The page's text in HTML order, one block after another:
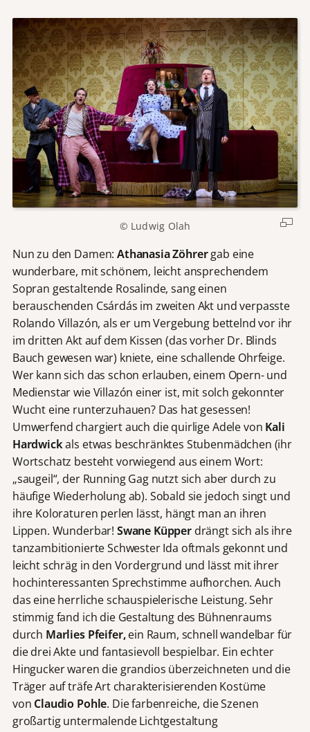
© Ludwig Olah
Nun zu den Damen:Athanasia Zöhrergab eine
wunderbare, mit schönem, leicht ansprechendem
Sopran gestaltende Rosalinde, sang einen
berauschenden Csárdás im zweiten Akt und verpasste
Rolando Villazón, als er um Vergebung bettelnd vor ihr
im dritten Akt auf dem Kissen (das vorher Dr. Blinds
Bauch gewesen war) kniete, eine schallende Ohrfeige.
Wer kann sich das schon erlauben, einem Opern- und
Medienstar wie Villazón einer ist, mit solch gekonnter
Wucht eine runterzuhauen? Das hat gesessen!
Umwerfend chargiert auch die quirlige Adele von Kali
Hardwickals etwas beschränktes Stubenmädchen (ihr
Wortschatz besteht vorwiegend aus einem Wort:
„saugeil“, der Running Gag nutzt sich aber durch zu
häufige Wiederholung ab). Sobald sie jedoch singt und
ihre Koloraturen perlen lässt, hängt man an ihren
Lippen. Wunderbar! Swane Küpperdrängt sich als ihre
tanzambitionierte Schwester Ida oftmals gekonnt und
leicht schräg in den Vordergrund und lässt mit ihrer
hochinteressanten Sprechstimme aufhorchen. Auch
das eine herrliche schauspielerische Leistung. Sehr
stimmig fand ich die Gestaltung des Bühnenraums
durch Marlies Pfeifer,ein Raum, schnell wandelbar für
die drei Akte und fantasievoll bespielbar. Ein echter
Hingucker waren die grandios überzeichneten und die
Träger auf träfe Art charakterisierenden Kostüme
von Claudio Pohle. Die farbenreiche, die Szenen
großartig untermalende Lichtgestaltung